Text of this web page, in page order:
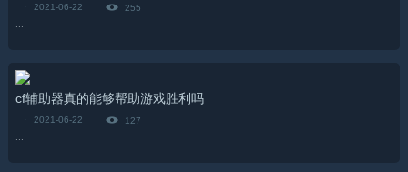
· 2021-06-22
255
cf辅助器真的能够帮助游戏胜利吗
· 2021-06-22
127